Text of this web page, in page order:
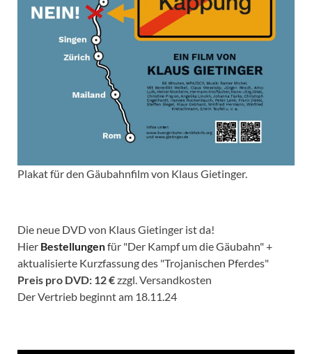
Plakat für den Gäubahnfilm von Klaus Gietinger.
Die neue DVD von Klaus Gietinger ist da!
Hier Bestellungenfür "Der Kampf um die Gäubahn" +
aktualisierte Kurzfassung des "Trojanischen Pferdes"
Preis pro DVD: 12 €zzgl. Versandkosten
Der Vertrieb beginnt am 18.11.24